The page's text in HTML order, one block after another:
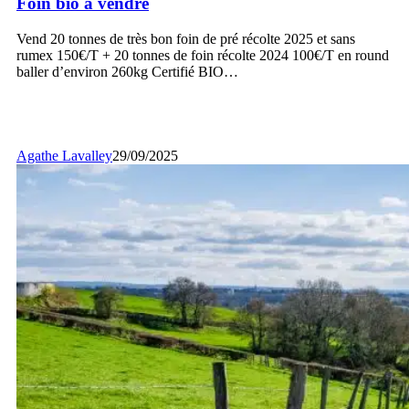
vendre
Vend 20 tonnes de très bon foin de pré récolte 2025 et sans
rumex 150€/T + 20 tonnes de foin récolte 2024 100€/T en round
baller d’environ 260kg Certifié BIO…
Agathe Lavalley29/09/2025